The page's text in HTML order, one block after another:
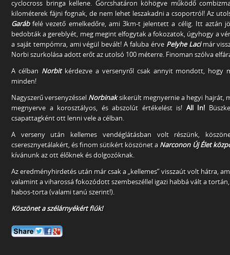
cyclocross bringa kellene. Görcshatáron köhögve működő
kilométerek fájni fognak, de nem lehet leszakadni a csoportról! Az
Garábfelé vezető emelkedőre, ami 3km-t jelentett a célig. Itt aztán
bedobták a gereblyét, meg megint elfogytak a fokozatok, úgyhogy a
a saját tempómra, ami végül bevált! A faluba érve Pelyhe Lacimár
Norbi szurkolása adott erőt az utolsó 100 méterre. Finoman szólva
A célbanNorbitkérdezve a versenyről csak annyit mondott, hogy
minden!
Nagyszerű versenyzéssel Norbinaksikerült megnyernie a hegyi hajrát,
megnyerve a korosztályos, és abszolút értékelést is! All In!
csapattagként ott lenni vele a célban.
A verseny után kellemes vendéglátásban volt részünk,
cseresznyetálakért, és finom sütikért köszönet a Narconon Új Élet
kívánunk az ott élőknek és dolgozóknak.
Az eredményhirdetés után már csak a „kellemes” visszaút volt hátra,
valamint a viharossá fokozódott szembeszéllel igazi habbá vált a
habos-torta (valami tanú szerint!).
Köszönet a szélárnyékért fiúk!